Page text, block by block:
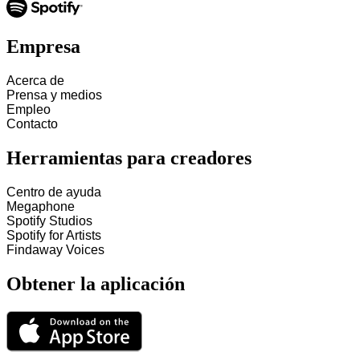
Empresa
Acerca de
Prensa y medios
Empleo
Contacto
Herramientas para creadores
Centro de ayuda
Megaphone
Spotify Studios
Spotify for Artists
Findaway Voices
Obtener la aplicación